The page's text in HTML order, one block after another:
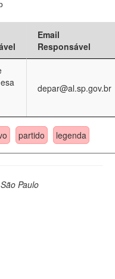
Email
Responsável
depar@al.sp.gov.br
partido legenda
Paulo